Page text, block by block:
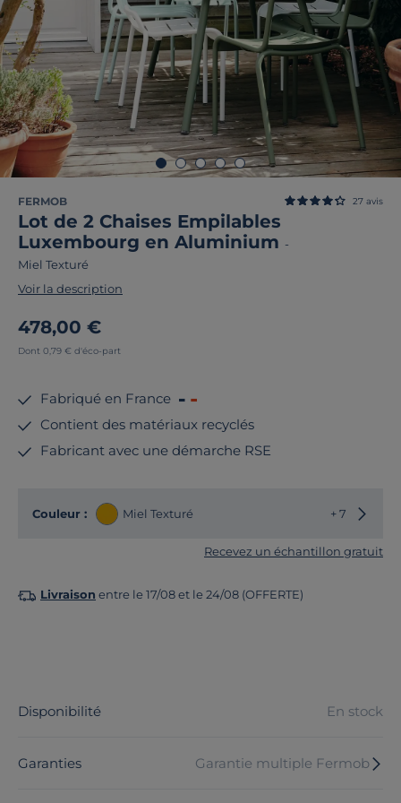
FERMOB
Lot de 2 Chaises Empilables
Luxembourg en Aluminium -
Miel Texturé
27 avis
Voir la description
478,00 €
Dont 0,79 € d'éco-part
Fabriqué en France
Contient des matériaux recyclés
Fabricant avec une démarche RSE
Couleur : Miel Texturé + 7
Recevez un échantillon gratuit
Livraison entre le 17/08 et le 24/08 (OFFERTE)
Disponibilité En stock
Garanties Garantie multiple Fermob